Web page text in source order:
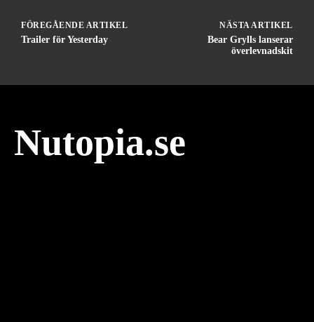
FÖREGÅENDE ARTIKEL
Trailer för Yesterday
NÄSTA ARTIKEL
Bear Grylls lanserar
överlevnadskit
Nutopia.se